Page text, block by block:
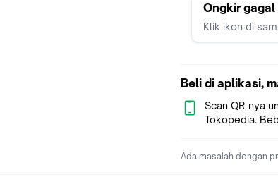
Audio port :1x
Speaker : Yes
BARANG ORI &
GARANSI HANYA
Ongkir
Klik ikon di
Beli di aplikasi,
Scan QR-nya
Tokopedia.
Ada masalah dengan